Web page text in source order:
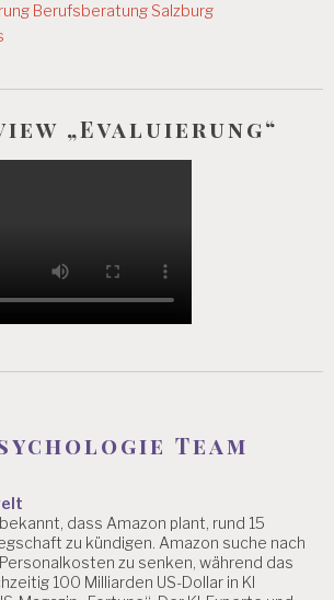
Berufsberatung Salzburg
„Evaluierung“
Team
dass Amazon plant, rund 15
zu kündigen. Amazon suche nach
zu senken, während das
100 Milliarden US-Dollar in KI